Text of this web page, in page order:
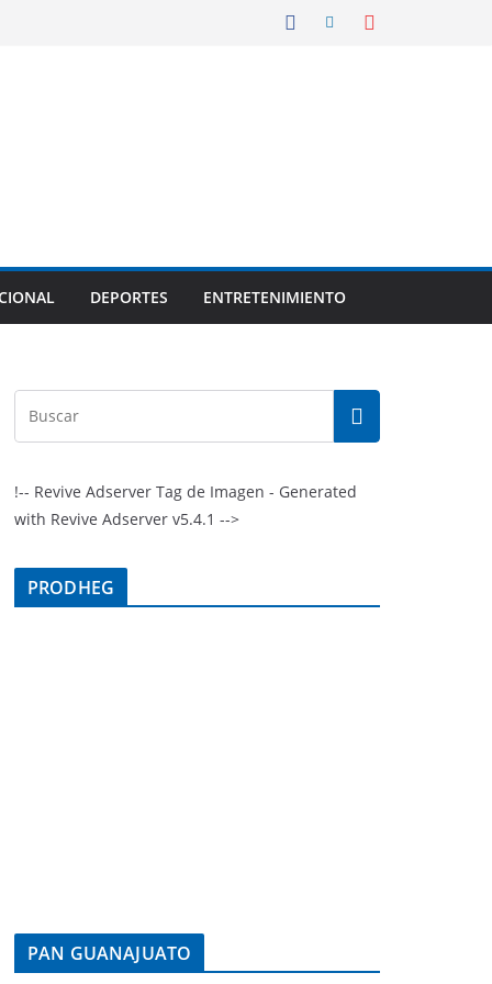
DEPORTES ENTRETENIMIENTO
!-- Revive Adserver Tag de Imagen - Generated
with Revive Adserver v5.4.1 -->
PRODHEG
PAN GUANAJUATO